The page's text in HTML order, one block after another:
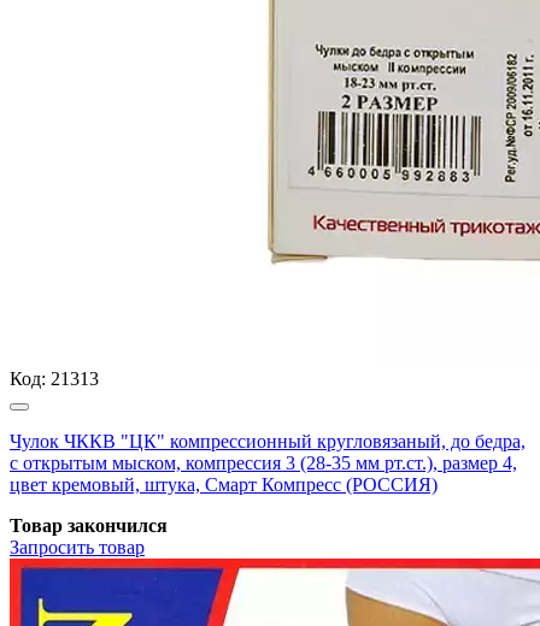
Код: 21313
Чулок ЧККВ "ЦК" компрессионный кругловязаный, до бедра,
с открытым мыском, компрессия 3 (28-35 мм рт.ст.), размер 4,
цвет кремовый, штука, Смарт Компресс (РОССИЯ)
Товар закончился
Запросить товар